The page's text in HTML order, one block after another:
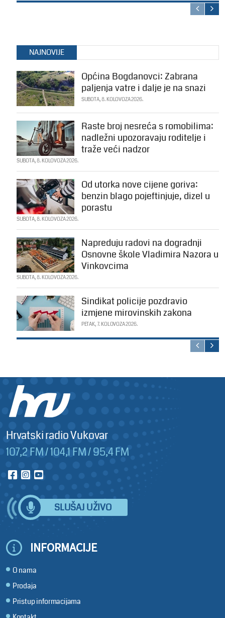
NAJNOVIJE
Općina Bogdanovci: Zabrana
paljenja vatre i dalje je na snazi
SUBOTA, 8. KOLOVOZA 2026.
Raste broj nesreća s romobilima:
nadležni upozoravaju roditelje i
traže veći nadzor
SUBOTA, 8. KOLOVOZA 2026.
Od utorka nove cijene goriva:
benzin blago pojeftinjuje, dizel u
porastu
SUBOTA, 8. KOLOVOZA 2026.
Napreduju radovi na dogradnji
Osnovne škole Vladimira Nazora u
Vinkovcima
SUBOTA, 8. KOLOVOZA 2026.
Sindikat policije pozdravio
izmjene mirovinskih zakona
PETAK, 7. KOLOVOZA 2026.
Hrvatski radio Vukovar
107,2 FM / 104,1 FM / 95,4 FM
SLUŠAJ UŽIVO
INFORMACIJE
O nama
Prodaja
Pristup informacijama